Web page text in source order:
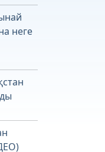
неге